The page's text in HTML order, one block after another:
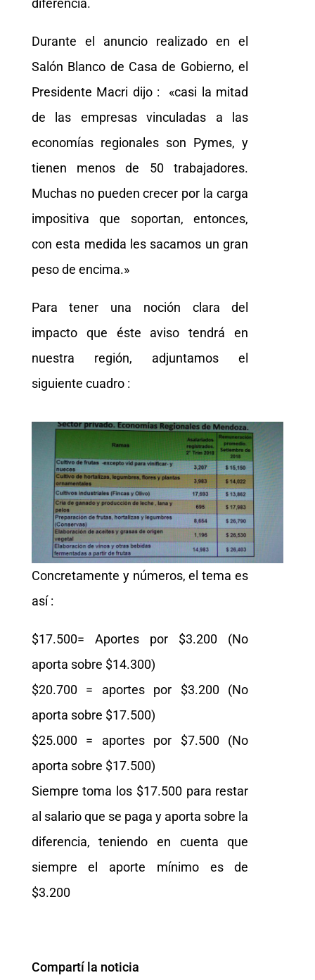
Durante el anuncio realizado en el
Salón Blanco de Casa de Gobierno, el
Presidente Macri dijo : «casi la mitad
de las empresas vinculadas a las
economías regionales son Pymes, y
tienen menos de 50 trabajadores.
Muchas no pueden crecer por la carga
impositiva que soportan, entonces,
con esta medida les sacamos un gran
peso de encima.»
Para tener una noción clara del
impacto que éste aviso tendrá en
nuestra región, adjuntamos el
siguiente cuadro :
Concretamente y números, el tema es
así :
$17.500= Aportes por $3.200 (No
aporta sobre $14.300)
$20.700 = aportes por $3.200 (No
aporta sobre $17.500)
$25.000 = aportes por $7.500 (No
aporta sobre $17.500)
Siempre toma los $17.500 para restar
al salario que se paga y aporta sobre la
diferencia, teniendo en cuenta que
siempre el aporte mínimo es de
$3.200
Compartí la noticia